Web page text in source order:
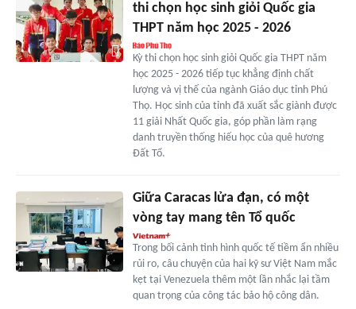
thi chọn học sinh giỏi Quốc gia
THPT năm học 2025 - 2026
Kỳ thi chọn học sinh giỏi Quốc gia THPT năm
học 2025 - 2026 tiếp tục khẳng định chất
lượng và vị thế của ngành Giáo dục tỉnh Phú
Thọ. Học sinh của tỉnh đã xuất sắc giành được
11 giải Nhất Quốc gia, góp phần làm rạng
danh truyền thống hiếu học của quê hương
Đất Tổ.
Giữa Caracas lửa đạn, có một
vòng tay mang tên Tổ quốc
Trong bối cảnh tình hình quốc tế tiềm ẩn nhiều
rủi ro, câu chuyện của hai kỹ sư Việt Nam mắc
kẹt tại Venezuela thêm một lần nhắc lại tầm
quan trọng của công tác bảo hộ công dân.